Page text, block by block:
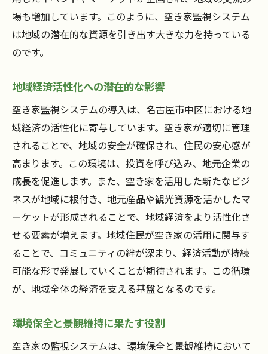
場も増加しています。このように、空き家監視システム
は地域の潜在的な資源を引き出す大きな力を持っている
のです。
地域経済活性化への潜在的な影響
空き家監視システムの導入は、名古屋市中区における地
域経済の活性化に寄与しています。空き家が適切に管理
されることで、地域の安全が確保され、住民の安心感が
高まります。この環境は、投資を呼び込み、地元企業の
成長を促進します。また、空き家を活用した新たなビジ
ネスが地域に根付き、地元産品や観光資源を活かしたマ
ーケットが形成されることで、地域経済をより活性化さ
せる要素が増えます。地域住民が空き家の活用に関与す
ることで、コミュニティの絆が深まり、経済活動が持続
可能な形で発展していくことが期待されます。この循環
が、地域全体の経済を支える基盤となるのです。
環境保全と景観維持に果たす役割
空き家の監視システムは、環境保全と景観維持において